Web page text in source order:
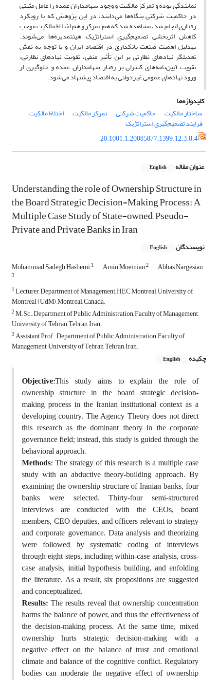
نمایندگی بوده و تمرکز مالکیت و وجود سهام‎داران عمده را عامل مثبتی
در حاکمیت شرکتی بنگاه‌ها می‌دانند، در این پژوهش که با رویکرد
رفتاری انجام شد، مشاهده شد که هم تمرکز و هم اختلاط مالکیت موجب
کاهش اثربخشی تصمیم‌گیری استراتژیک هیئت‎مدیره‌ها می‌شوند.
به‎دلیل اهمیت صنعت بانکداری در اقتصاد ایران و با توجه به نقش
تعدیلگر نهادهای نظارتی بر این تأثیر منفی، تقویت نهادهای نظارتی،
تقویت آیین‌نامه‌های کنترلی بر رفتار سهام‎داران عمده و جلوگیری از
ورود نهادهای عمومی غیردولتی به اقتصاد پیشنهاد می‌شود.
کلیدواژه‌ها
ساختار مالکیت
حاکمیت شرکتی تمرکز مالکیت اختلاط مالکیت
فرایند تصمیم‌گیری استراتژیک
20.1001.1.20085877.1399.12.3.8.4
عنوان مقاله English
Understanding the role of Ownership Structure in
the Board Strategic Decision-Making Process: A
Multiple Case Study of State-owned, Pseudo-
Private and Private Banks in Iran
نویسندگان English
Mohammad Sadegh Hashemi1 Amin Moeinian2 Abbas Nargesian
3
1Lecturer, Department of Management, HEC Montreal, University of
Montreal (UdM), Montreal, Canada.
2M.Sc., Department of Public Administration, Faculty of Management,
University of Tehran, Tehran, Iran.
3Assistant Prof., Department of Public Administration, Faculty of
Management, University of Tehran, Tehran, Iran.
چکیده
English
Objective:This study aims to explain the role of
ownership structure in the board strategic decision-
making process in the Iranian institutional context as a
developing country. The Agency Theory does not direct
this research as the dominant theory in the corporate
governance field; instead, this study is guided through the
behavioral approach.
Methods: The strategy of this research is a multiple case
study with an abductive theory-building approach. By
examining the ownership structure of Iranian banks, four
banks were selected. Thirty-four semi-structured
interviews are conducted with the CEOs, board
members, CEO deputies, and officers relevant to strategy
and corporate governance. Data analysis and theorizing
were followed by systematic coding of interviews
through eight steps, including within-case analysis, cross-
case analysis, initial hypothesis building, and enfolding
the literature. As a result, six propositions are suggested
and conceptualized.
Results: The results reveal that ownership concentration
harms the balance of power, and thus the effectiveness of
the decision-making process. At the same time, mixed
ownership hurts strategic decision-making with a
negative effect on the balance of trust and emotional
climate and balance of the cognitive conflict. Regulatory
bodies can moderate the negative effect of ownership